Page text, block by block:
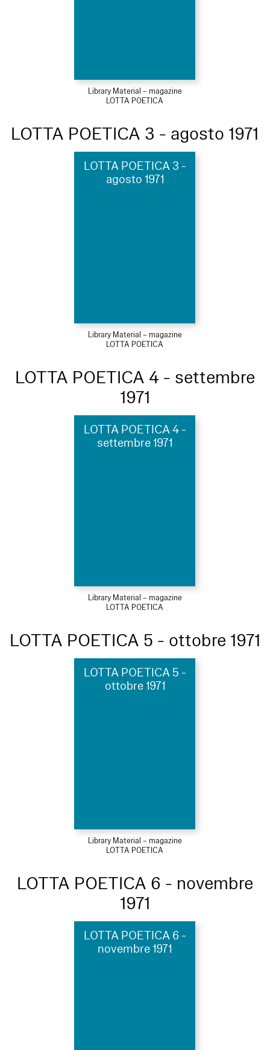
Library Material – magazine
LOTTA POETICA
LOTTA POETICA 3 - agosto 1971
LOTTA POETICA 3 -
agosto 1971
Library Material – magazine
LOTTA POETICA
LOTTA POETICA 4 - settembre
1971
LOTTA POETICA 4 -
settembre 1971
Library Material – magazine
LOTTA POETICA
LOTTA POETICA 5 - ottobre 1971
LOTTA POETICA 5 -
ottobre 1971
Library Material – magazine
LOTTA POETICA
LOTTA POETICA 6 - novembre
1971
LOTTA POETICA 6 -
novembre 1971